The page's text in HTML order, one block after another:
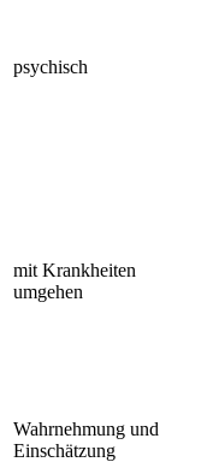
psychisch
mit Krankheiten
umgehen
Wahrnehmung und
Einschätzung